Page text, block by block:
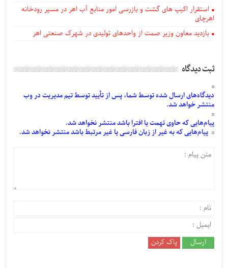
استقرار اکیپ های گشت و بازرسی امور منابع آب اهر در مسیر رودخانه
اهرچای
بازدید معاون وزیر صمت از واحدهای تولیدی در شهرک صنعتی اهر
ثبت دیدگاه
دیدگاه‌هایارسالشدهتوسط شما، پس ازتأییدتوسط تیم مدیریت در وب
منتشر خواهد شد.
پیام‌هاییکه حاوی تهمت یا افترا باشد منتشر نخواهد شد.
پیام‌هاییکه به غیر از زبان فارسی یا غیر مرتبط باشد منتشر نخواهد شد.